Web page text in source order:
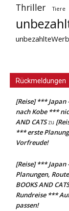
Thriller Tiere
Rückmeldungen
[Reise] *** Japan
nach Kobe ***
AND CATSzu
*** erste
Vorfreude!
[Reise] ***
Planungen,
BOOKS AND CATS
Rundreise ***
passen!